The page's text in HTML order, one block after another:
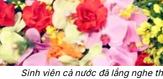
Sinh viên cả nước đã lắng nghe